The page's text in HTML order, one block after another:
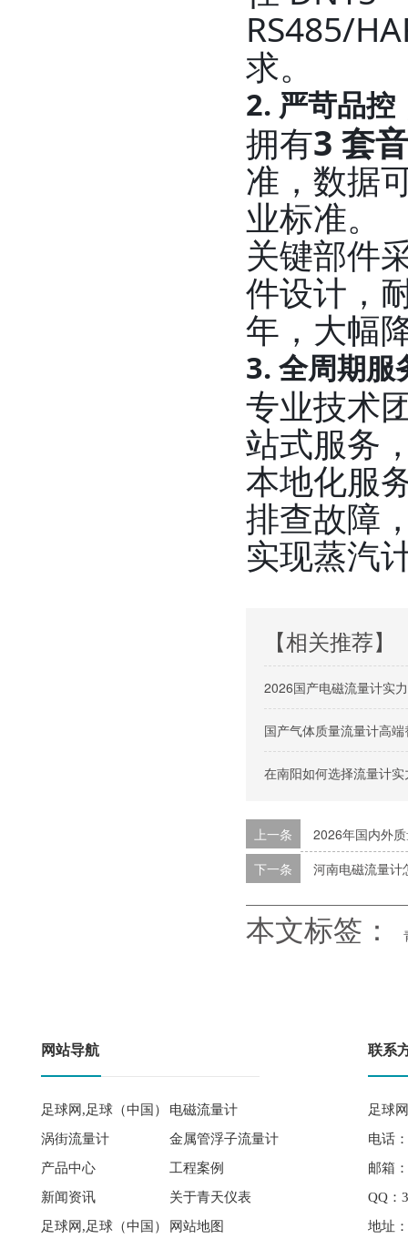
RS485/
求。
2. 严苛品控
拥有3 套
准，数据
业标准。
关键部件
件设计，
年，大幅
3. 全周期服
专业技术
站式服务
本地化服
排查故障
实现蒸汽
【相关推荐】
2026国产电磁流量计实
国产气体质量流量计高
在南阳如何选择流量计
上一条
2026年国内外
下一条
河南电磁流量计
本文标签：
网站导航
足球网,足球（中国）
电磁流量计
涡街流量计
金属管浮子流量计
产品中心
工程案例
新闻资讯
关于青天仪表
足球网,足球（中国）
网站地图
联系
足球
电话
邮箱
QQ：
地址